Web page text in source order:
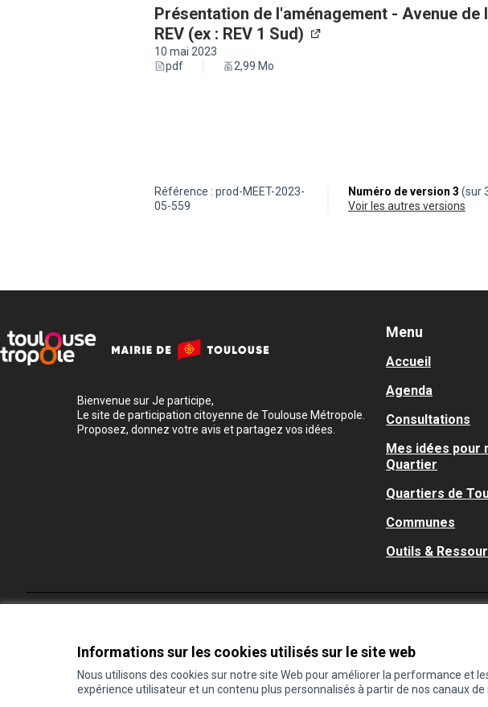
Informations sur les cookies utilisés sur le site web
Nous utilisons des cookies sur notre site Web pour améliorer la performance et
expérience utilisateur et un contenu plus personnalisés à partir de nos canaux de
Présentation de l'aménagement - Avenue de
REV (ex : REV 1 Sud)
10 mai 2023
pdf
2,99 Mo
Référence : prod-MEET-2023-
05-559
Numéro de version 3 (sur
voir les autres versions
Bienvenue sur Je participe,
Le site de participation citoyenne de Toulouse Métropole.
Proposez, donnez votre avis et partagez vos idées.
Menu
Accueil
Agenda
Consultations
Mes idées pour
Quartier
Quartiers de
Communes
Outils &